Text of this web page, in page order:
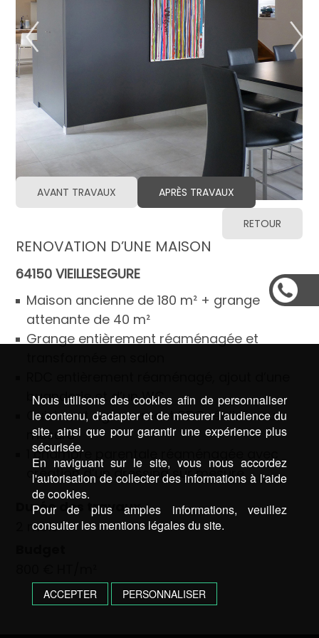
AVANT TRAVAUX APRÈS TRAVAUX
RETOUR
RENOVATION D’UNE MAISON
64150 VIEILLESEGURE
Maison ancienne de 180 m² + grange
attenante de 40 m²
Grange entièrement réaménagée et
buanderie et d’un WC
Cuisine et agencement RDC réalisés sur
mesure
1 chambre parentale réaménagée avec
création d’un dressing sur mesure
Durée des travaux
2 mois
Nous utilisons des cookies afin de personnaliser
le contenu, d'adapter et de mesurer l'audience du
site, ainsi que pour garantir une expérience plus
sécurisée.
En naviguant sur le site, vous nous accordez
l'autorisation de collecter des informations à l'aide
de cookies.
Pour de plus amples informations, veuillez
consulter les mentions légales du site.
ACCEPTER PERSONNALISER